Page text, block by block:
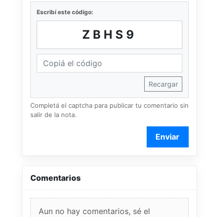
Escribí este código:
ZBHS9
Recargar
Completá el captcha para publicar tu comentario sin
salir de la nota.
Enviar
Comentarios
Aun no hay comentarios, sé el